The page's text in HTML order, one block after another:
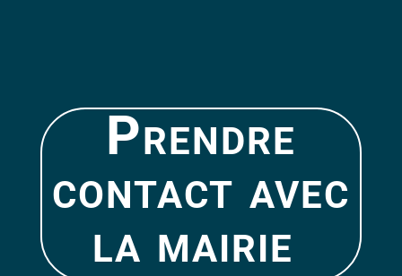
Prendre
contact avec
la mairie